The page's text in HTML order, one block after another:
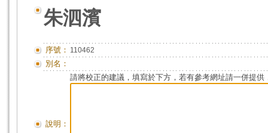
朱泗濱
序號： 110462
別名：
說明：
請將校正的建議，填寫於下方，若有參考網址請一併提供